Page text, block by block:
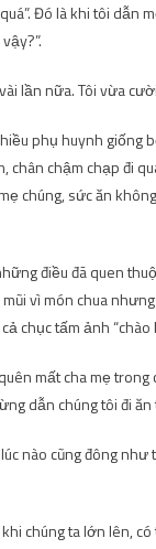
Đó là khi tôi
lần nữa. Tôi vừa
phụ huynh giống
chậm chạp đi
chúng, sức ăn
điều đã quen
vì món chua
chục tấm ảnh “chào
mất cha mẹ
dẫn chúng tôi đi ăn
nào cũng đông
chúng ta lớn lên,